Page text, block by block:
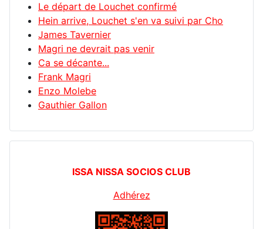
Le départ de Louchet confirmé
Hein arrive, Louchet s'en va suivi par Cho
James Tavernier
Magri ne devrait pas venir
Ca se décante...
Frank Magri
Enzo Molebe
Gauthier Gallon
ISSA NISSA SOCIOS CLUB
Adhérez